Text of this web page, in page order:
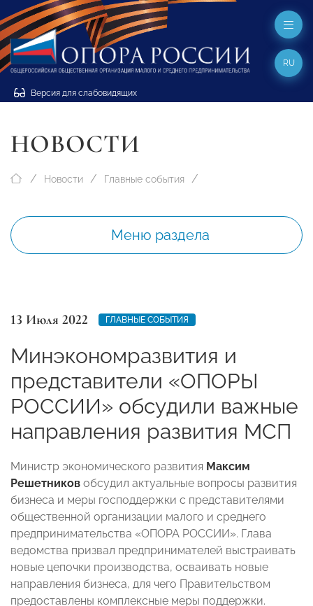
Версия для слабовидящих
RU
НОВОСТИ
Новости Главные события
Меню раздела
13 Июля 2022 ГЛАВНЫЕ СОБЫТИЯ
Минэкономразвития и
представители «ОПОРЫ
РОССИИ» обсудили важные
направления развития МСП
Министр экономического развития Максим
Решетников обсудил актуальные вопросы развития
бизнеса и меры господдержки с представителями
общественной организации малого и среднего
предпринимательства «ОПОРА РОССИИ». Глава
ведомства призвал предпринимателей выстраивать
новые цепочки производства, осваивать новые
направления бизнеса, для чего Правительством
предоставлены комплексные меры поддержки.